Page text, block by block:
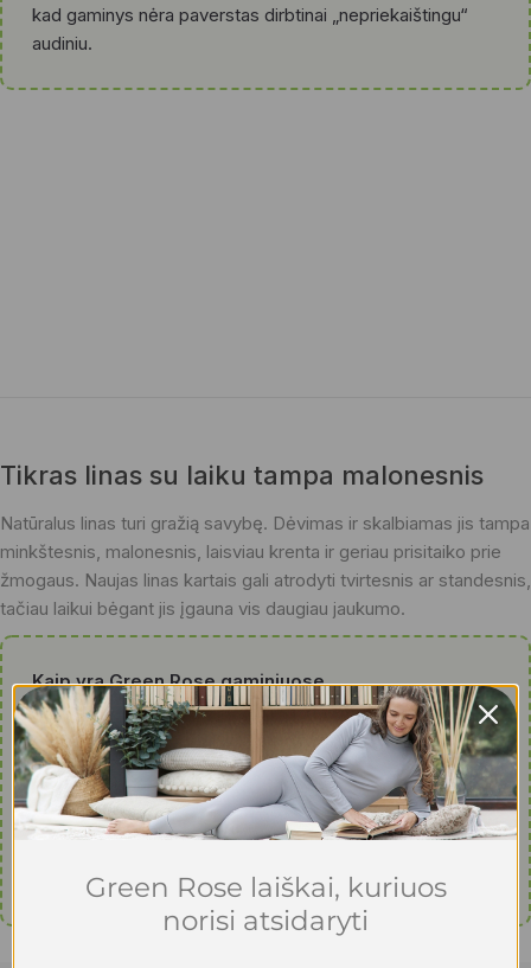
kad gaminys nėra paverstas dirbtinai „nepriekaištingu“
audiniu.
Tikras linas su laiku tampa malonesnis
Natūralus linas turi gražią savybę. Dėvimas ir skalbiamas jis tampa
minkštesnis, malonesnis, laisviau krenta ir geriau prisitaiko prie
žmogaus. Naujas linas kartais gali atrodyti tvirtesnis ar standesnis,
tačiau laikui bėgant jis įgauna vis daugiau jaukumo.
Kaip yra Green Rose gaminiuose
Green Rose lino trikotažas jau iš karto yra malonesnis
kūnui nei daugelis klasikinių austų lino audinių, nes
mezgimo struktūra suteikia minkštesnį pojūtį. Tačiau jis
vis tiek išlaiko natūralaus lino savybę su laiku dar labiau
švelnėti. Tai ypač svarbu drabužiams, kuriuos norisi
namų drabužiams.
Green Rose laiškai, kuriuos
norisi atsidaryti